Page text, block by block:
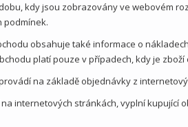
kdy jsou zobrazovány ve webovém
podmínek.
obsahuje také informace o
platí pouze v případech, kdy je
na základě objednávky z
na internetových stránkách, vyplní